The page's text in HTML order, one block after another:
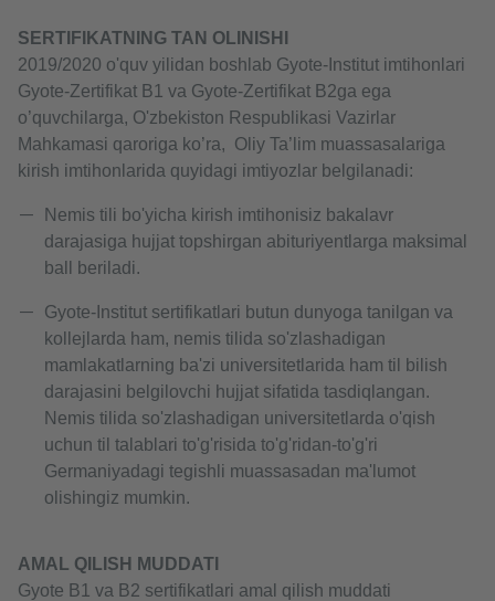
SERTIFIKATNING TAN OLINISHI
2019/2020 o'quv yilidan boshlab Gyote-Institut imtihonlari
Gyote-Zertifikat B1 va Gyote-Zertifikat B2ga ega
o’quvchilarga, O'zbekiston Respublikasi Vazirlar
Mahkamasi qaroriga ko’ra, Oliy Ta’lim muassasalariga
kirish imtihonlarida quyidagi imtiyozlar belgilanadi:
Nemis tili bo'yicha kirish imtihonisiz bakalavr
darajasiga hujjat topshirgan abituriyentlarga maksimal
ball beriladi.
Gyote-Institut sertifikatlari butun dunyoga tanilgan va
kollejlarda ham, nemis tilida so'zlashadigan
mamlakatlarning ba'zi universitetlarida ham til bilish
darajasini belgilovchi hujjat sifatida tasdiqlangan.
Nemis tilida so'zlashadigan universitetlarda o'qish
uchun til talablari to'g'risida to'g'ridan-to'g'ri
Germaniyadagi tegishli muassasadan ma'lumot
olishingiz mumkin.
AMAL QILISH MUDDATI
Gyote B1 va B2 sertifikatlari amal qilish muddati